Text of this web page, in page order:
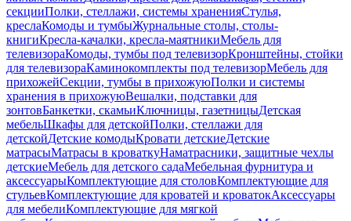
секцииПолки, стеллажи, системы храненияСтулья,
креслаКомоды и тумбыЖурнальные столы, столы-
книгиКресла-качалки, кресла-маятникиМебель для
телевизораКомоды, тумбы под телевизорКронштейны, стойки
для телевизораКаминокомплекты под телевизорМебель для
прихожейСекции, тумбы в прихожуюПолки и системы
хранения в прихожуюВешалки, подставки для
зонтовБанкетки, скамьиКлючницы, газетницыДетская
мебельШкафы для детскойПолки, стеллажи для
детскойДетские комодыКровати детскиеДетские
матрасыМатрасы в кроваткуНаматрасники, защитные чехлы
детскиеМебель для детского садаМебельная фурнитура и
аксессуарыКомплектующие для столовКомплектующие для
стульевКомплектующие для кроватей и кроватокАксессуары
для мебелиКомплектующие для мягкой